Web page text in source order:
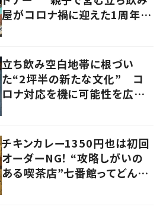
屋がコロナ禍に迎えた1周年、
立ち飲み空白地帯に根づい
た“2坪半の新たな文化” コ
ロナ対応を機に可能性を広げ
チキンカレー1350円也は初回
オーダーNG！ “攻略しがいの
ある喫茶店”七番館ってどんな